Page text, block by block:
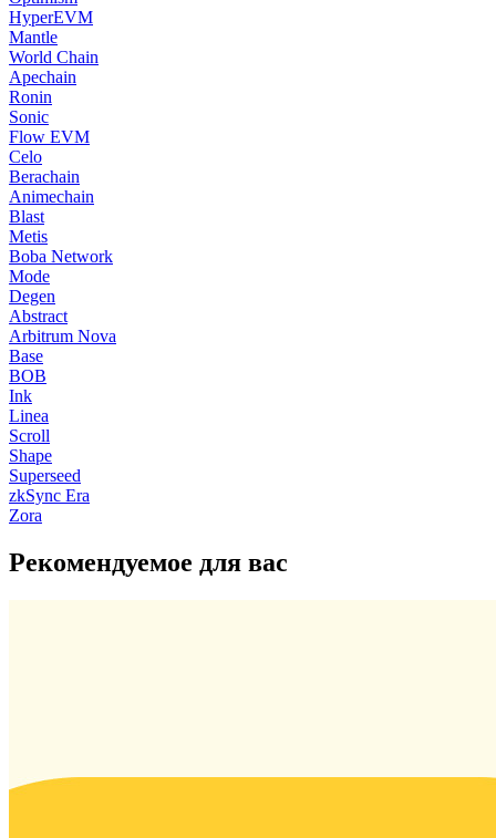
HyperEVM
Mantle
World Chain
Apechain
Ronin
Sonic
Flow EVM
Celo
Berachain
Animechain
Blast
Metis
Boba Network
Mode
Degen
Abstract
Arbitrum Nova
Base
BOB
Ink
Linea
Scroll
Shape
Superseed
zkSync Era
Zora
Рекомендуемое для вас